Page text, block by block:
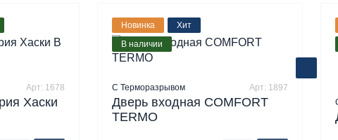
Арт: 1678
Хаски
Новинка
Хит
В наличии
С Терморазрывом Арт: 1897
Дверь входная COMFORT
TERMO